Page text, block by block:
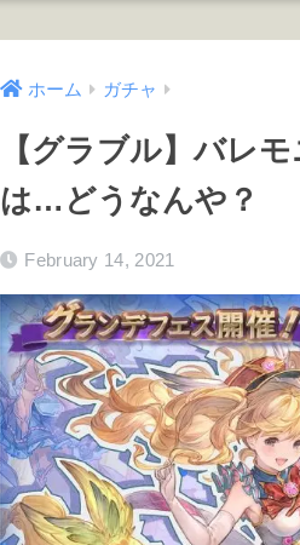
ホーム ガチャ
【グラブル】バレ
は…どうなんや？
February 14, 2021